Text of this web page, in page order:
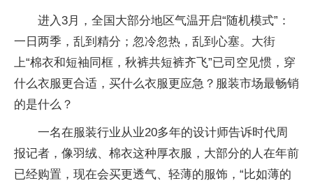
进入3月，全国大部分地区气温开启“随机模式”：
一日两季，乱到精分；忽冷忽热，乱到心塞。大街
上“棉衣和短袖同框，秋裤共短裤齐飞”已司空见惯，穿
什么衣服更合适，买什么衣服更应急？服装市场最畅销
的是什么？
一名在服装行业从业20多年的设计师告诉时代周
报记者，像羽绒、棉衣这种厚衣服，大部分的人在年前
已经购置，现在会买更透气、轻薄的服饰，“比如薄的